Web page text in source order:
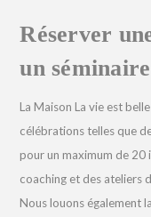
Réserver
un
La Maison La vie est
célébrations telles que
pour un maximum de 20
coaching et des ateliers
Nous louons également